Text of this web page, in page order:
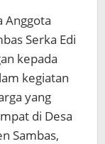
Anggota
Serka Edi
kepada
kegiatan
yang
di Desa
Sambas,